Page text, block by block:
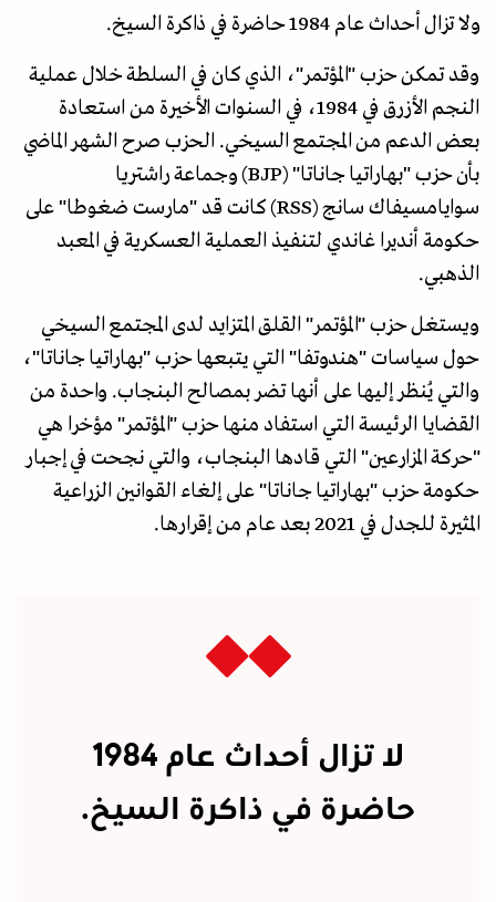
ولا تزال أحداث عام 1984 حاضرة في ذاكرة السيخ.
وقد تمكن حزب "المؤتمر"، الذي كان في السلطة خلال عملية
النجم الأزرق في 1984، في السنوات الأخيرة من استعادة
بعض الدعم من المجتمع السيخي. الحزب صرح الشهر الماضي
بأن حزب "بهاراتيا جاناتا" (BJP) وجماعة راشتريا
سوايامسيفاك سانج (RSS) كانت قد "مارست ضغوطا" على
حكومة أنديرا غاندي لتنفيذ العملية العسكرية في المعبد
الذهبي.
ويستغل حزب "المؤتمر" القلق المتزايد لدى المجتمع السيخي
حول سياسات "هندوتفا" التي يتبعها حزب "بهاراتيا جاناتا"،
والتي يُنظر إليها على أنها تضر بمصالح البنجاب. واحدة من
القضايا الرئيسة التي استفاد منها حزب "المؤتمر" مؤخرا هي
"حركة المزارعين" التي قادها البنجاب، والتي نجحت في إجبار
حكومة حزب "بهاراتيا جاناتا" على إلغاء القوانين الزراعية
المثيرة للجدل في 2021 بعد عام من إقرارها.
لا تزال أحداث عام 1984
حاضرة في ذاكرة السيخ.